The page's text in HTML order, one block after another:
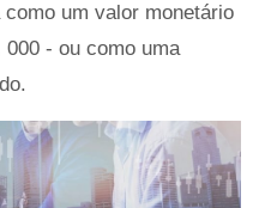
um valor monetário
- ou como uma